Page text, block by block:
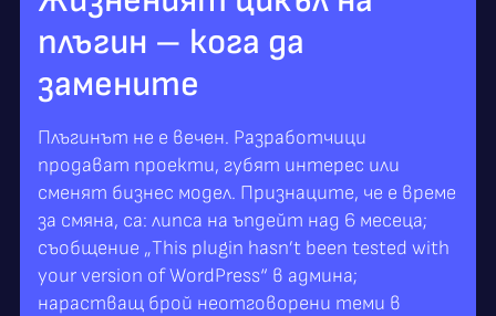
плъгин – кога да
замените
Плъгинът не е вечен. Разработчици
продават проекти, губят интерес или
сменят бизнес модел. Признаците, че е време
за смяна, са: липса на ъпдейт над 6 месеца;
съобщение „This plugin hasn’t been tested with
your version of WordPress“ в админа;
нарастващ брой неотговорени теми в